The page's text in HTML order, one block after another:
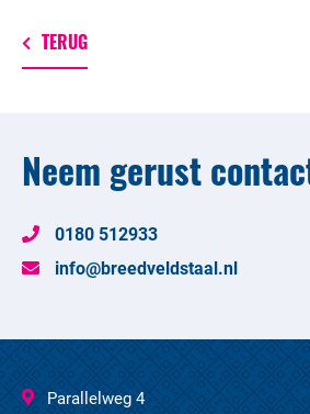
TERUG
Neem gerust
0180 512933
info@breedveldstaal.nl
Parallelweg 4